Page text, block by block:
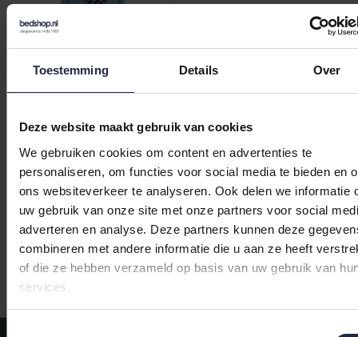
Toestemming Details Over
Deze website maakt gebruik van cookies
We gebruiken cookies om content en advertenties te
personaliseren, om functies voor social media te bieden en
ons websiteverkeer te analyseren. Ook delen we informatie
uw gebruik van onze site met onze partners voor social
adverteren en analyse. Deze partners kunnen deze
combineren met andere informatie die u aan ze heeft
of die ze hebben verzameld op basis van uw gebruik van
services.
met Capuchon 307310
light blue/night blue
60/62
€99,95
Gratis verzending vanaf €50,-